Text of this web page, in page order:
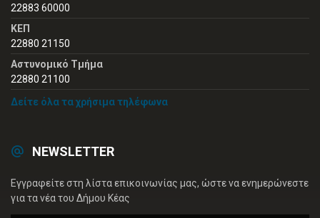
22883 60000
ΚΕΠ
22880 21150
Αστυνομικό Τμήμα
22880 21100
Δείτε όλα τα χρήσιμα τηλέφωνα
NEWSLETTER
Εγγραφείτε στη λίστα επικοινωνίας μας, ώστε να ενημερώνεστε
για τα νέα του Δήμου Κέας